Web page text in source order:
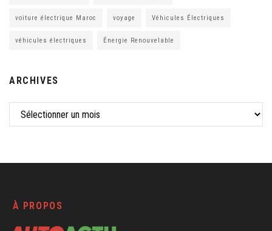
voiture électrique Maroc voyage Véhicules Électriques
véhicules électriques Énergie Renouvelable
ARCHIVES
À PROPOS